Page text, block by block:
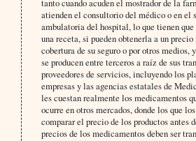
tanto cuando acuden el mostrador de la
atienden el consultorio del médico o en el
ambulatoria del hospital, lo que tienen
una receta, si pueden obtenerla a un
cobertura de su seguro o por otros medios,
se producen entre terceros a raíz de sus
proveedores de servicios, incluyendo los
empresas y las agencias estatales de
les cuestan realmente los medicamentos
ocurre en otros mercados, donde los que
comparar el precio de los productos antes
precios de los medicamentos deben ser